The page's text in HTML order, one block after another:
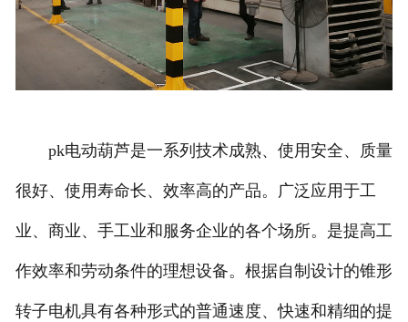
pk电动葫芦是一系列技术成熟、使用安全、质量
很好、使用寿命长、效率高的产品。广泛应用于工
业、商业、手工业和服务企业的各个场所。是提高工
作效率和劳动条件的理想设备。根据自制设计的锥形
转子电机具有各种形式的普通速度、快速和精细的提